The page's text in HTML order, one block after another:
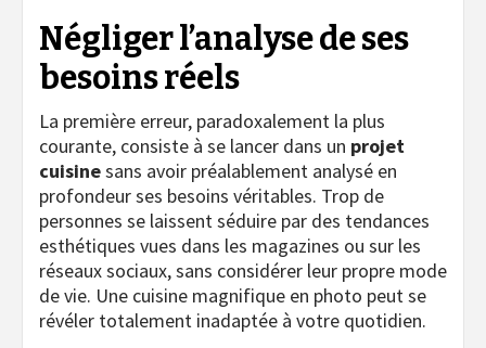
Négliger l’analyse de ses
besoins réels
La première erreur, paradoxalement la plus
courante, consiste à se lancer dans un projet
cuisinesans avoir préalablement analysé en
profondeur ses besoins véritables. Trop de
personnes se laissent séduire par des tendances
esthétiques vues dans les magazines ou sur les
réseaux sociaux, sans considérer leur propre mode
de vie. Une cuisine magnifique en photo peut se
révéler totalement inadaptée à votre quotidien.